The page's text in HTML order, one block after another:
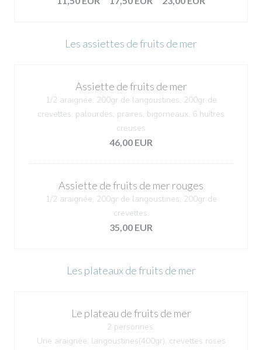
Les assiettes de fruits de mer
Assiette de fruits de mer
1/2 araignée, 200gr de langoustines, 200gr de
crevettes, palourdes, praires, bigorneaux, 6 huîtres
creuses
46,00 EUR
Assiette de fruits de mer rouges
1/2 araignée, 200gr de langoustines, 200gr de
crevettes.
35,00 EUR
Les plateaux de fruits de mer
Le plateau de fruits de mer
2 personnes.
Une araignée, langoustines(400gr), crevettes roses